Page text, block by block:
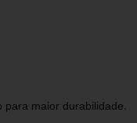
para maior durabilidade.